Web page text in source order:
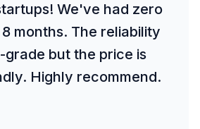
We've had zero
months. The reliability
grade but the price is
Highly recommend.